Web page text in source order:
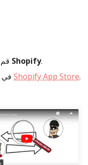
Shopify.
Shopify App Store.